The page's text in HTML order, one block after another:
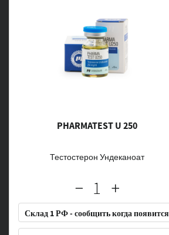
PHARMATEST U 250
Тестостерон Ундеканоат
Склад 1 РФ - сообщить когда появится